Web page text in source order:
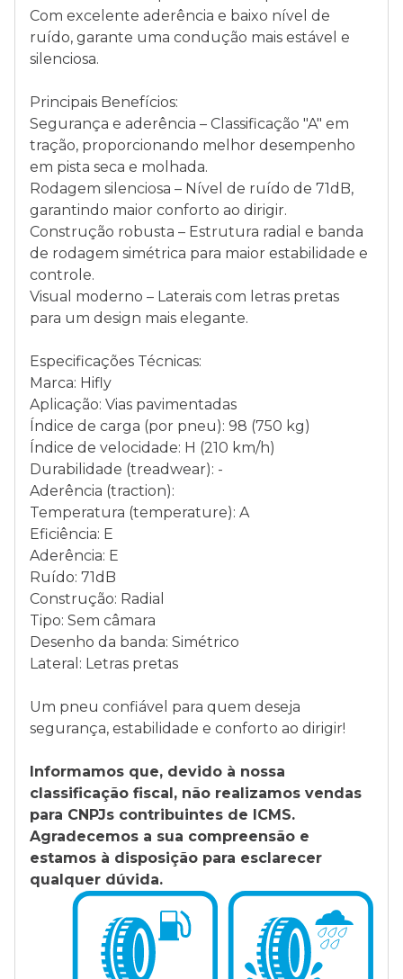
Com excelente aderência e baixo nível de
ruído, garante uma condução mais estável e
silenciosa.
Principais Benefícios:
Segurança e aderência – Classificação "A" em
tração, proporcionando melhor desempenho
em pista seca e molhada.
Rodagem silenciosa – Nível de ruído de 71dB,
garantindo maior conforto ao dirigir.
Construção robusta – Estrutura radial e banda
de rodagem simétrica para maior estabilidade e
controle.
Visual moderno – Laterais com letras pretas
para um design mais elegante.
Especificações Técnicas:
Marca: Hifly
Aplicação: Vias pavimentadas
Índice de carga (por pneu): 98 (750 kg)
Índice de velocidade: H (210 km/h)
Durabilidade (treadwear): -
Aderência (traction):
Temperatura (temperature): A
Eficiência: E
Aderência: E
Ruído: 71dB
Construção: Radial
Tipo: Sem câmara
Desenho da banda: Simétrico
Lateral: Letras pretas
Um pneu confiável para quem deseja
segurança, estabilidade e conforto ao dirigir!
Informamos que, devido à nossa
classificação fiscal, não realizamos vendas
para CNPJs contribuintes de ICMS.
Agradecemos a sua compreensão e
estamos à disposição para esclarecer
qualquer dúvida.